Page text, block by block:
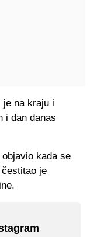
je na kraju i
i dan danas
kada se
je